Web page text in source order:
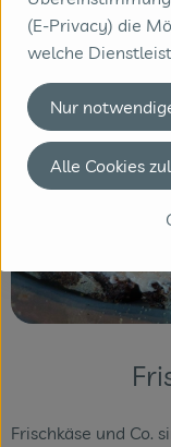
Frischkäse und Co.
(E-Privacy) die
welche
Nur
Alle Cookies